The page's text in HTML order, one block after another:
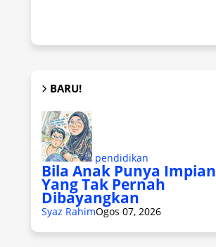
BARU!
pendidikan
Bila Anak Punya Impian
Yang Tak Pernah
Dibayangkan
Syaz RahimOgos 07, 2026